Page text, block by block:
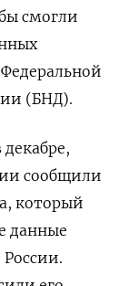
смогли
(БНД).
сообщили
который
данные